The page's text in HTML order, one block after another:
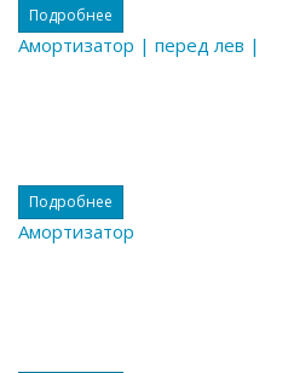
Подробнее
Амортизатор | перед лев |
Подробнее
Амортизатор